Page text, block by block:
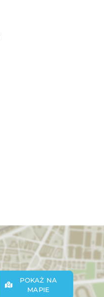
POKAŻ NA
MAPIE